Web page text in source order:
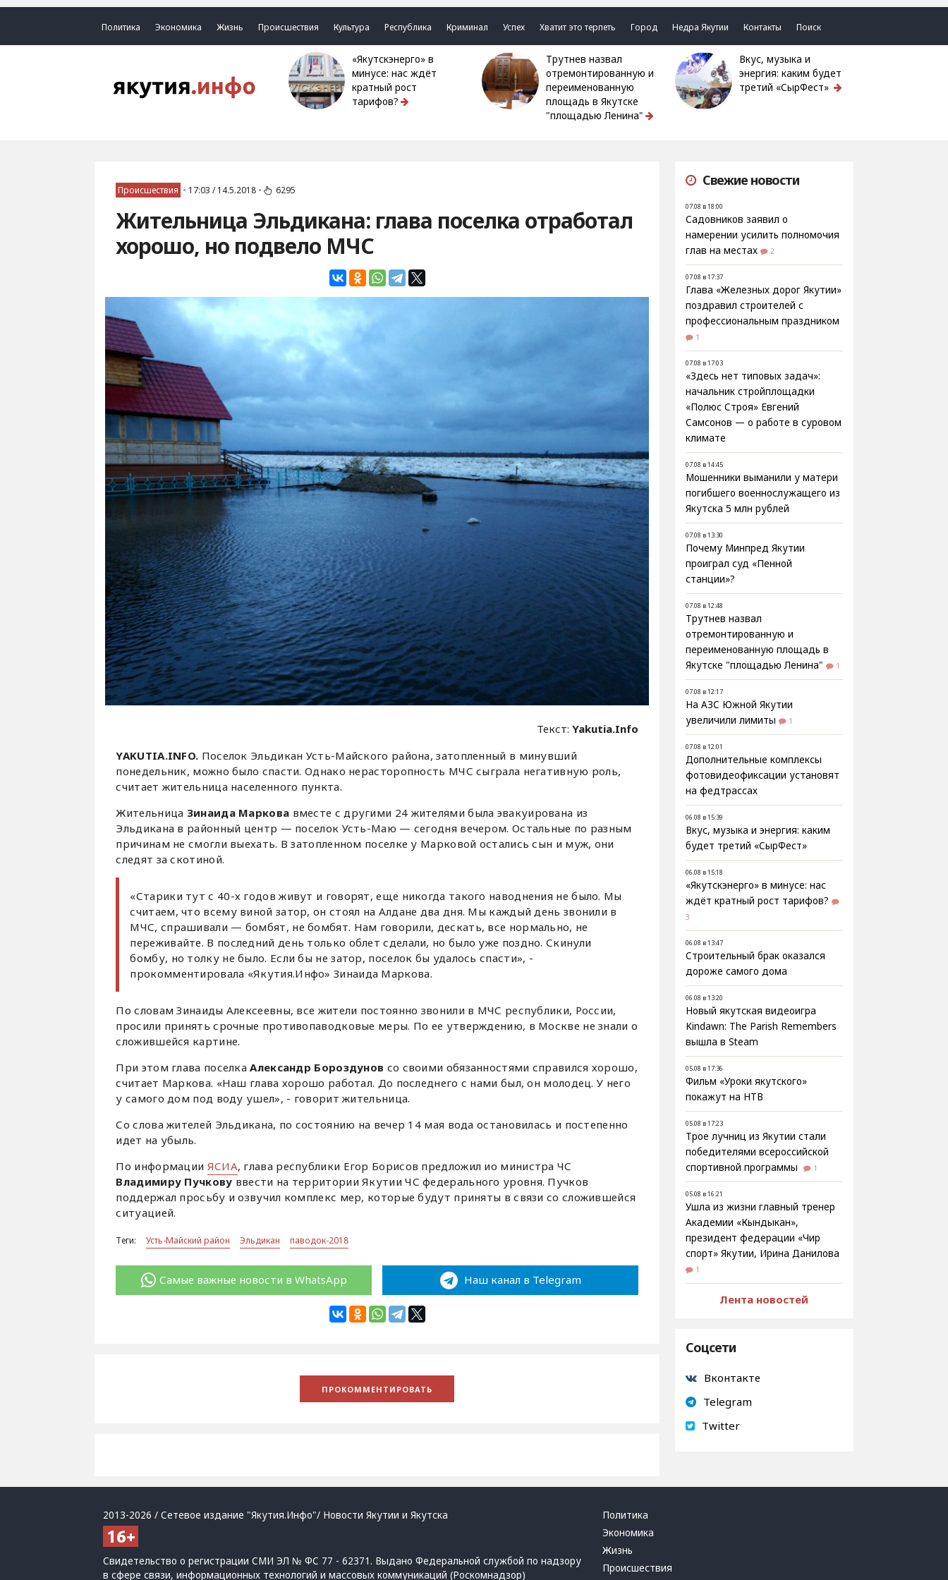
Политика Экономика Жизнь Происшествия Культура Республика Криминал Успех Хватит это терпеть Город Недра Якутии Контакты Поиск
«Якутскэнерго» в
минусе: нас ждёт
кратный рост
тарифов?
Трутнев назвал
отремонтированную и
переименованную
площадь в Якутске
"площадью Ленина"
Вкус, музыка и
энергия: каким будет
третий «СырФест»
Происшествия • 17:03 / 14.5.2018 • 6295
Жительница Эльдикана: глава поселка отработал
хорошо, но подвело МЧС
Текст:Yakutia.Info
YAKUTIA.INFO. Поселок Эльдикан Усть-Майского района, затопленный в минувший
понедельник, можно было спасти. Однако нерасторопность МЧС сыграла негативную роль,
считает жительница населенного пункта.
Жительница Зинаида Маркова вместе с другими 24 жителями была эвакуирована из
Эльдикана в районный центр — поселок Усть-Маю — сегодня вечером. Остальные по разным
причинам не смогли выехать. В затопленном поселке у Марковой остались сын и муж, они
следят за скотиной.
«Старики тут с 40-х годов живут и говорят, еще никогда такого наводнения не было. Мы
считаем, что всему виной затор, он стоял на Алдане два дня. Мы каждый день звонили в
МЧС, спрашивали — бомбят, не бомбят. Нам говорили, дескать, все нормально, не
переживайте. В последний день только облет сделали, но было уже поздно. Скинули
бомбу, но толку не было. Если бы не затор, поселок бы удалось спасти», -
прокомментировала «Якутия.Инфо» Зинаида Маркова.
По словам Зинаиды Алексеевны, все жители постоянно звонили в МЧС республики, России,
просили принять срочные противопаводковые меры. По ее утверждению, в Москве не знали о
сложившейся картине.
При этом глава поселкаАлександр Бороздунов со своими обязанностями справился хорошо,
считает Маркова. «Наш глава хорошо работал. До последнего с нами был, он молодец. У него
у самого дом под воду ушел», - говорит жительница.
Со слова жителей Эльдикана, по состоянию на вечер 14 мая вода остановилась и постепенно
идет на убыль.
По информации ЯСИА, глава республики Егор Борисов предложил ио министра ЧС
Владимиру Пучкову ввести на территории Якутии ЧС федерального уровня. Пучков
поддержал просьбу и озвучил комплекс мер, которые будут приняты в связи со сложившейся
ситуацией.
Теги: Усть-Майский район Эльдикан паводок-2018
Самые важные новости в WhatsApp Наш канал в Telegram
Свежие новости
07.08 в 18:00
Садовников заявил о
намерении усилить полномочия
глав на местах
2
07.08 в 17:37
Глава «Железных дорог Якутии»
поздравил строителей с
профессиональным праздником
1
07.08 в 17:03
«Здесь нет типовых задач»:
начальник стройплощадки
«Полюс Строя» Евгений
Самсонов — о работе в суровом
климате
07.08 в 14:45
Мошенники выманили у матери
погибшего военнослужащего из
Якутска 5 млн рублей
07.08 в 13:30
Почему Минпред Якутии
проиграл суд «Пенной
станции»?
07.08 в 12:48
Трутнев назвал
отремонтированную и
переименованную площадь в
Якутске "площадью Ленина"
1
07.08 в 12:17
На АЗС Южной Якутии
увеличили лимиты
1
07.08 в 12:01
Дополнительные комплексы
фотовидеофиксации установят
на федтрассах
06.08 в 15:39
Вкус, музыка и энергия: каким
будет третий «СырФест»
06.08 в 15:18
«Якутскэнерго» в минусе: нас
ждёт кратный рост тарифов?
3
06.08 в 13:47
Строительный брак оказался
дороже самого дома
06.08 в 13:20
Новый якутская видеоигра
Kindawn: The Parish Remembers
вышла в Steam
05.08 в 17:36
Фильм «Уроки якутского»
покажут на НТВ
05.08 в 17:23
Трое лучниц из Якутии стали
победителями всероссийской
спортивной программы
1
05.08 в 16:21
Ушла из жизни главный тренер
Академии «Кындыкан»,
президент федерации «Чир
спорт» Якутии, Ирина Данилова
1
Лента новостей
Соцсети
Вконтакте
Telegram
Twitter
2013-2026 / Сетевое издание "Якутия.Инфо"/ Новости Якутии и Якутска
Свидетельство о регистрации СМИ ЭЛ № ФС 77 - 62371. Выдано Федеральной службой по надзору
в сфере связи, информационных технологий и массовых коммуникаций (Роскомнадзор)
Политика
Экономика
Жизнь
Происшествия